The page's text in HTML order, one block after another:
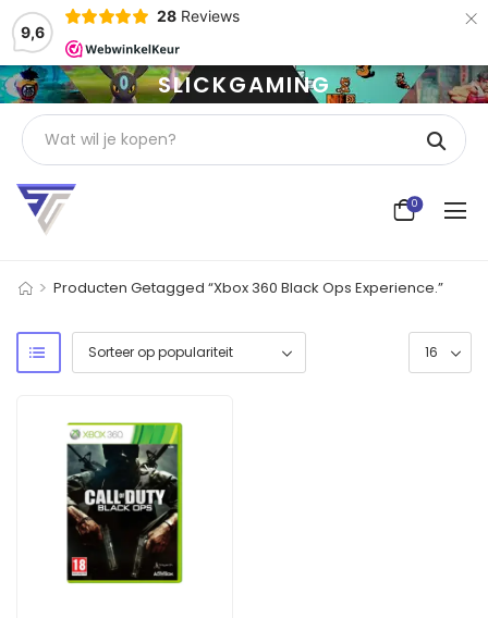
9,6
28 Reviews ×
SLICKGAMING
0
> Producten Getagged “Xbox 360 Black Ops Experience.”